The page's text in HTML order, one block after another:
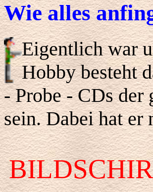
Wie alles
Eigentlich war
Hobby besteht
- Probe - CDs der
sein. Dabei hat er